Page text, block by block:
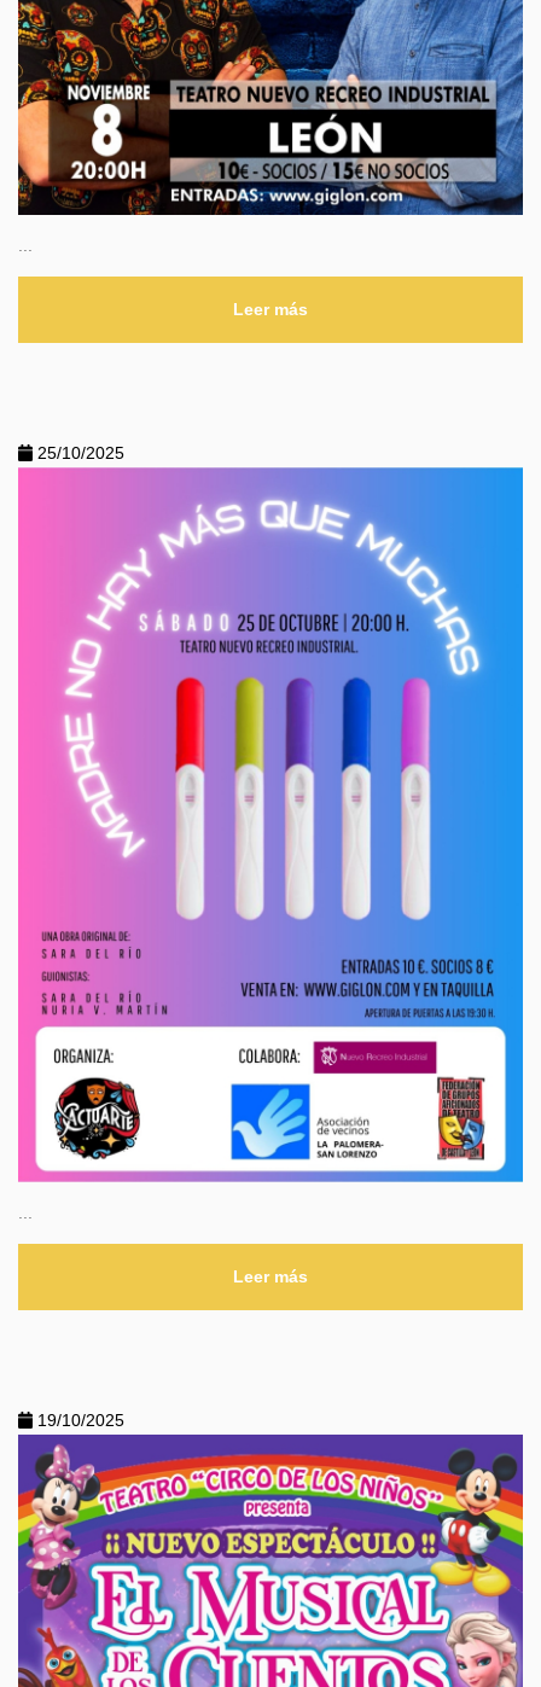
...
Leer más
25/10/2025
Leer más
19/10/2025